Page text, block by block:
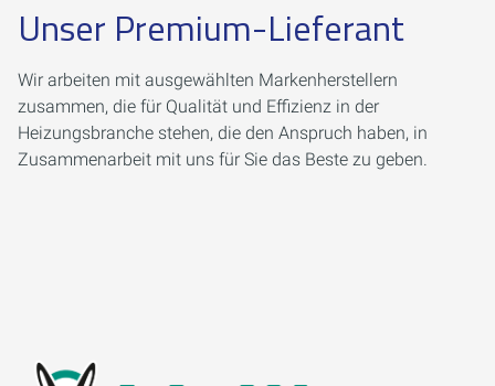
Unser Premium-Lieferant
Wir arbeiten mit ausgewählten Markenherstellern
zusammen, die für Qualität und Effizienz in der
Heizungsbranche stehen, die den Anspruch haben, in
Zusammenarbeit mit uns für Sie das Beste zu geben.